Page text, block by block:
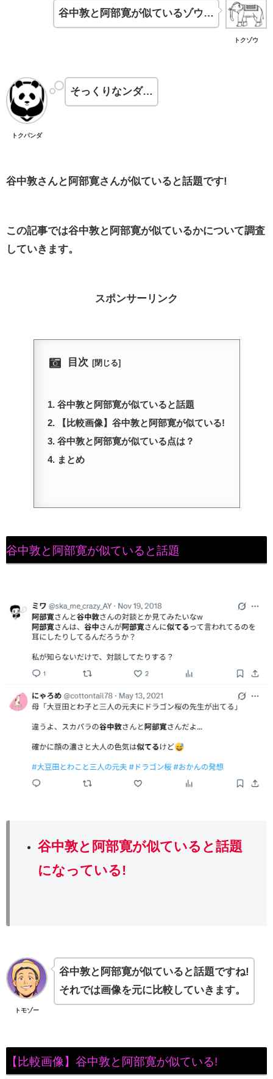
トクゾウ
谷中敦と阿部寛が似ているゾウ…
トクパンダ
そっくりなンダ…
谷中敦さんと阿部寛さんが似ていると話題です!
この記事では谷中敦と阿部寛が似ているかについて調査
していきます。
スポンサーリンク
目次
谷中敦と阿部寛が似ていると話題
【比較画像】谷中敦と阿部寛が似ている!
谷中敦と阿部寛が似ている点は？
まとめ
谷中敦と阿部寛が似ていると話題
谷中敦と阿部寛が似ていると話題
になっている!
トモゾー
谷中敦と阿部寛が似ていると話題ですね!
それでは画像を元に比較していきます。
【比較画像】谷中敦と阿部寛が似ている!